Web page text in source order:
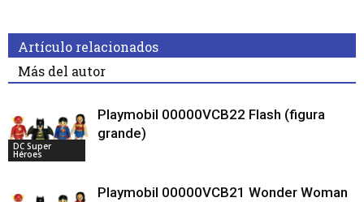
Artículo relacionados
Más del autor
DC Super
Héroes
Playmobil 00000VCB22 Flash (figura
grande)
Playmobil 00000VCB21 Wonder Woman